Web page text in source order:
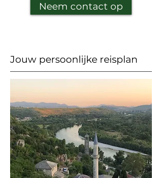
Neem contact op
Jouw persoonlijke reisplan